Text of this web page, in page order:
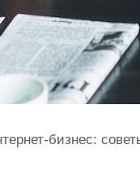
бизнес: